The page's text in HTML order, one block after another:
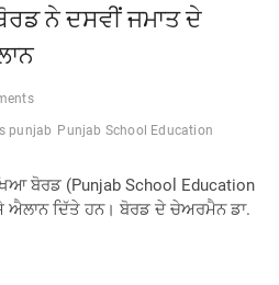
ਨੇ ਦਸਵੀਂ ਜਮਾਤ ਦੇ
punjab Punjab School Education
ਬੋਰਡ (Punjab School Education
ਐਲਾਨ ਦਿੱਤੇ ਹਨ। ਬੋਰਡ ਦੇ ਚੇਅਰਮੈਨ ਡਾ.